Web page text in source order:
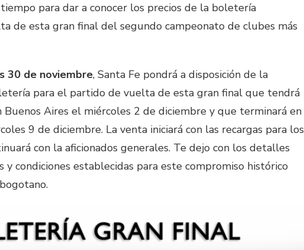
para dar a conocer los precios de la boletería
de esta gran final del segundo campeonato de clubes más
30 de noviembre, Santa Fe pondrá a disposición de la
para el partido de vuelta de esta gran final que tendrá
Buenos Aires el miércoles 2 de diciembre y que terminará en
9 de diciembre. La venta iniciará con las recargas para los
con la aficionados generales. Te dejo con los detalles
y condiciones establecidas para este compromiso histórico